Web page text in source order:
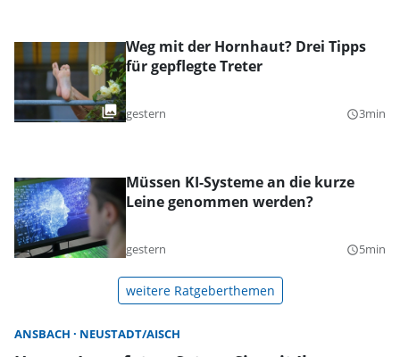
Weg mit der Hornhaut? Drei Tipps
für gepflegte Treter
gestern query_builder3min
Müssen KI-Systeme an die kurze
Leine genommen werden?
gestern query_builder5min
weitere Ratgeberthemen
ANSBACH NEUSTADT/AISCH